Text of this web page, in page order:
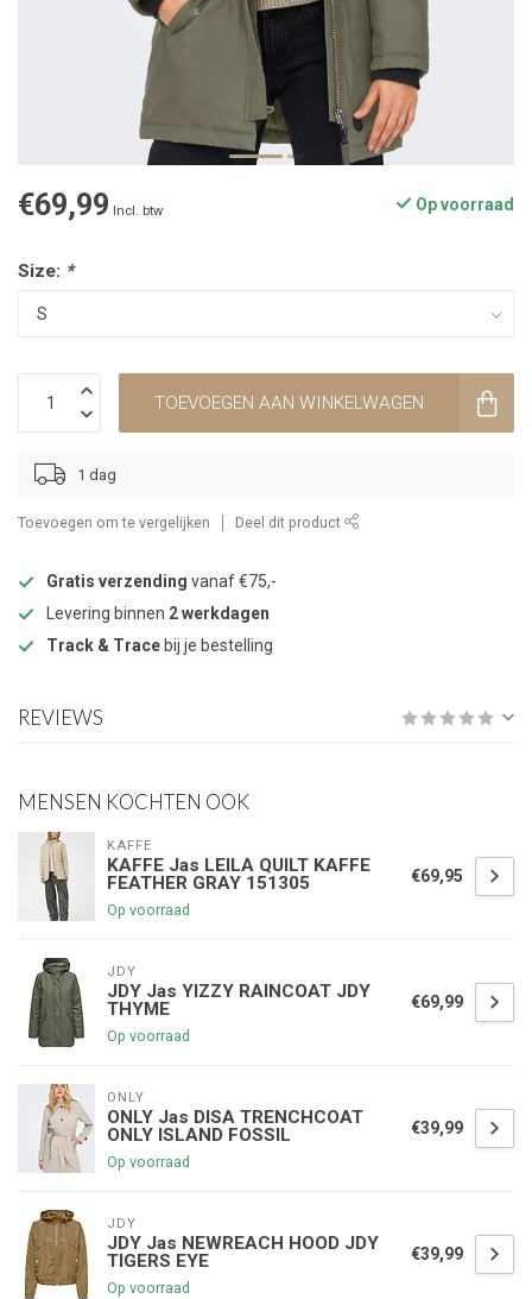
€69,99 Incl. btw Op voorraad
Size: *
TOEVOEGEN AAN WINKELWAGEN
1 dag
Toevoegen om te vergelijken Deel dit product
Gratis verzending vanaf €75,-
Levering binnen 2 werkdagen
Track & Trace bij je bestelling
REVIEWS
MENSEN KOCHTEN OOK
KAFFE
KAFFE Jas LEILA QUILT KAFFE
FEATHER GRAY 151305
Op voorraad
€69,95
JDY
JDY Jas YIZZY RAINCOAT JDY
THYME
Op voorraad
€69,99
ONLY
ONLY Jas DISA TRENCHCOAT
ONLY ISLAND FOSSIL
Op voorraad
€39,99
JDY
JDY Jas NEWREACH HOOD JDY
TIGERS EYE
Op voorraad
€39,99